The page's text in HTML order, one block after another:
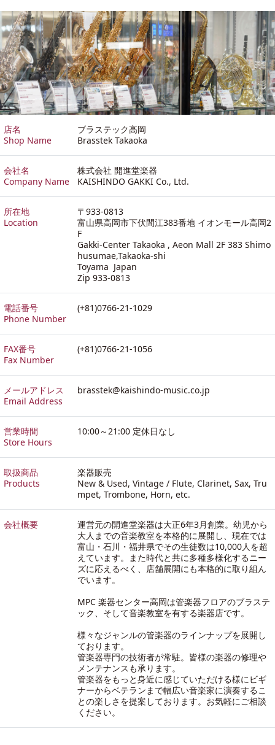
店名
Shop Name
ブラステック高岡
Brasstek Takaoka
会社名
Company Name
株式会社 開進堂楽器
KAISHINDO GAKKI Co., Ltd.
所在地
Location
〒933-0813
富山県高岡市下伏間江383番地 イオンモール高岡2
F
Gakki-Center Takaoka , Aeon Mall 2F 383 Shimo
husumae,Takaoka-shi
Toyama Japan
Zip 933-0813
電話番号
Phone Number
(+81)0766-21-1029
FAX番号
Fax Number
(+81)0766-21-1056
メールアドレス
Email Address
brasstek@kaishindo-music.co.jp
営業時間
Store Hours
10:00～21:00 定休日なし
取扱商品
Products
楽器販売
New & Used, Vintage / Flute, Clarinet, Sax, Tru
mpet, Trombone, Horn, etc.
会社概要
運営元の開進堂楽器は大正6年3月創業。幼児から
大人までの音楽教室を本格的に展開し、現在では
富山・石川・福井県でその生徒数は10,000人を超
えています。また時代と共に多種多様化するニー
ズに応えるべく、店舗展開にも本格的に取り組ん
でいます。
MPC 楽器センター高岡は管楽器フロアのブラステ
ック、そして音楽教室を有する楽器店です。
様々なジャンルの管楽器のラインナップを展開し
ております。
管楽器専門の技術者が常駐。皆様の楽器の修理や
メンテナンスも承ります。
管楽器をもっと身近に感じていただける様にビギ
ナーからベテランまで幅広い音楽家に演奏するこ
との楽しさを提案しております。お気軽にご相談
ください。